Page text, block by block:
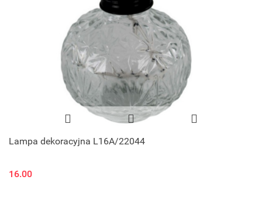
Lampa dekoracyjna L16A/22044
16.00